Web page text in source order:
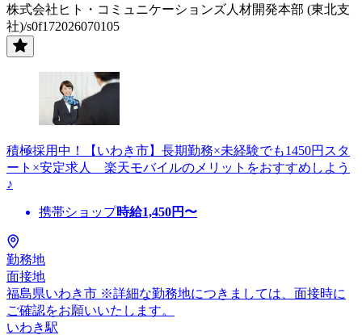
株式会社ヒト・コミュニケーションズ人材開発本部 (東北支
社)/s0f172026070105
積極採用中！【いわき市】長期勤務×未経験でも1450円スタ
ート×安定求人 楽天モバイルのメリットをおすすめしよう
♪
携帯ショップ時給1,450円〜
勤務地
面接地
福島県いわき市 ※詳細な勤務地につきましては、面接時に
ご確認をお願いいたします。
いわき駅